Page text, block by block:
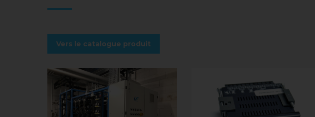
Vers le catalogue produit